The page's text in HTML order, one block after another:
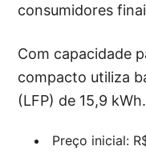
consumidores
Com capacidade
compacto utiliza
(LFP) de 15,9 kWh.
Preço inicial: